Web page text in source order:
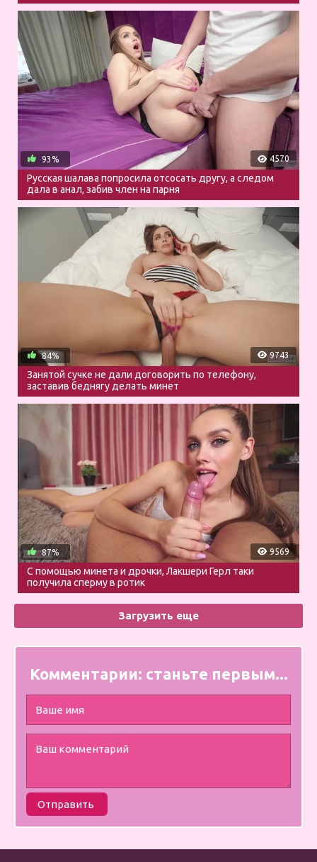
4570
93%
Русская шалава попросила отсосать другу, а следом
дала в анал, забив член на парня
9743
84%
Занятой сучке не дали договорить по телефону,
заставив беднягу делать минет
9569
87%
С помощью минета и дрочки, Лакшери Герл таки
получила сперму в ротик
Загрузить еще
Комментарии: станьте первым...
Отправить